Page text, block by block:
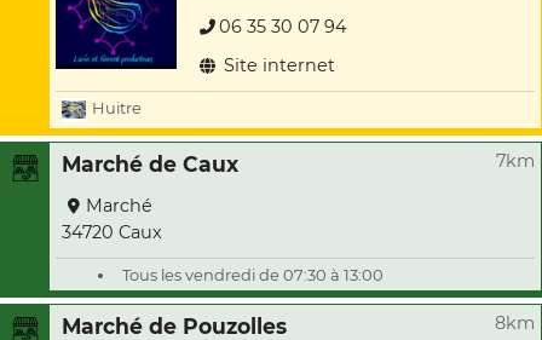
06 35 30 07 94
Site internet
Huitre
Marché de Caux 7km
Marché
34720 Caux
Tous les vendredi de 07:30 à 13:00
Marché de Pouzolles 8km